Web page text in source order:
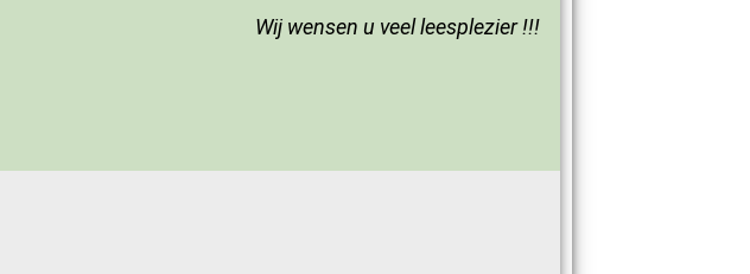
Wij wensen u veel leesplezier !!!